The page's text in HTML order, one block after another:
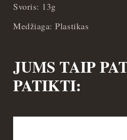
Svoris: 13g
Medžiaga: Plastikas
JUMS TAIP
PATIKTI: